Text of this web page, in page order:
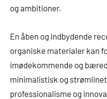
og ambitioner.
En åben og indbydende
organiske materialer kan
imødekommende og
minimalistisk og
professionalisme og